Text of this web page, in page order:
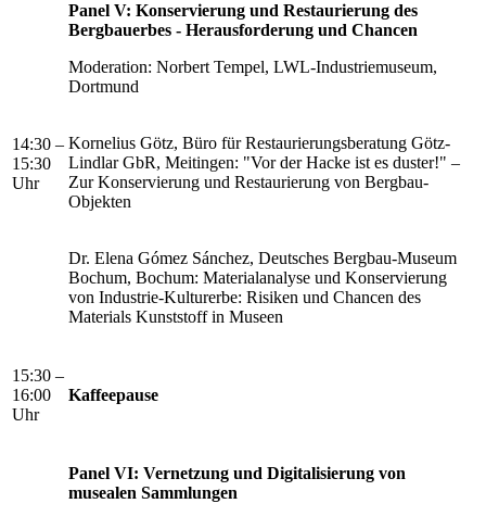
14:30 –
15:30
Uhr
Panel V: Konservierung und Restaurierung des
Bergbauerbes - Herausforderung und Chancen
Moderation: Norbert Tempel, LWL-Industriemuseum,
Dortmund
Kornelius Götz, Büro für Restaurierungsberatung Götz-
Lindlar GbR, Meitingen: "Vor der Hacke ist es duster!" –
Zur Konservierung und Restaurierung von Bergbau-
Objekten
Dr. Elena Gómez Sánchez, Deutsches Bergbau-Museum
Bochum, Bochum: Materialanalyse und Konservierung
von Industrie-Kulturerbe: Risiken und Chancen des
Materials Kunststoff in Museen
15:30 –
16:00
Uhr
Kaffeepause
Panel VI: Vernetzung und Digitalisierung von
musealen Sammlungen